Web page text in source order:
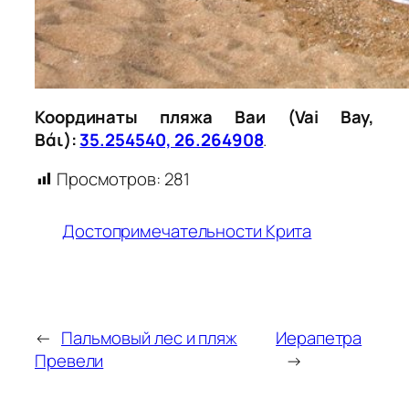
Координаты пляжа Ваи (Vai Bay,
Βάι):35.254540, 26.264908.
Просмотров: 281
Достопримечательности Крита
← Пальмовый лес и пляж
Превели
Иерапетра
→